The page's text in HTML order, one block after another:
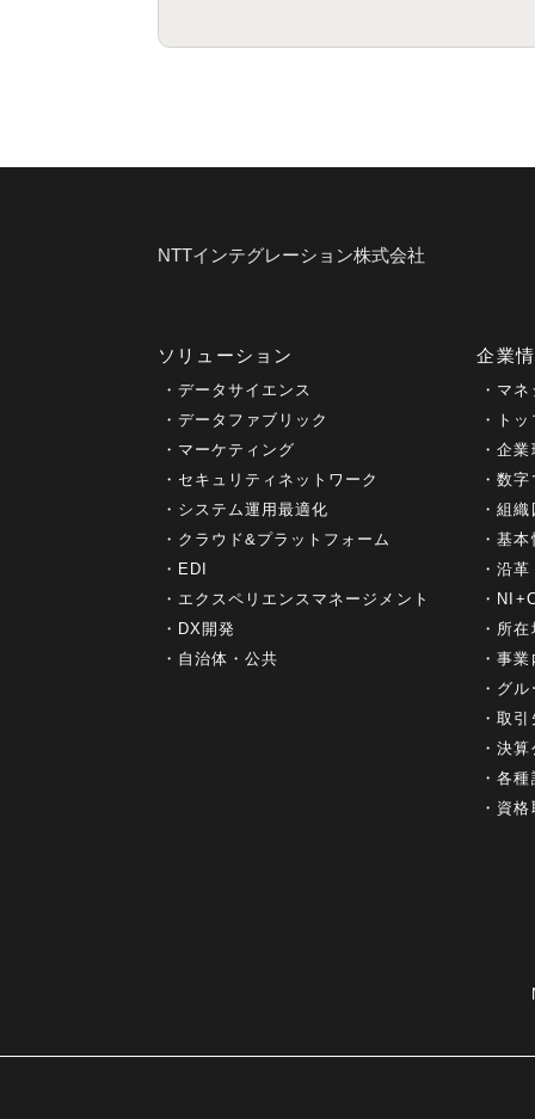
NTTインテグレーション株式会社
ソリューション
データサイエンス
データファブリック
マーケティング
セキュリティネットワーク
システム運用最適化
クラウド&プラットフォーム
EDI
エクスペリエンスマネージメント
DX開発
自治体・公共
企業
マネ
ト
企業
数字
組織
基本
沿革
所在
事業
グル
取引
決算
各種
資格